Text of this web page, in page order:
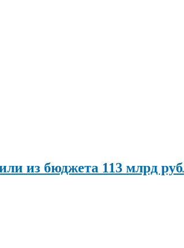
из бюджета 113 млрд